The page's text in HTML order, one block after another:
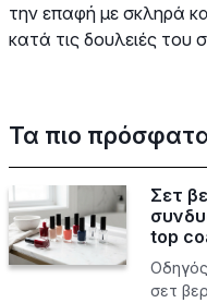
την επαφή με σκληρά
κατά τις δουλειές του
Τα πιο
Σετ
top
σετ